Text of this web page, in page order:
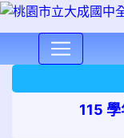
115